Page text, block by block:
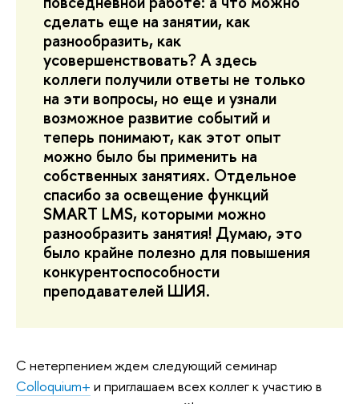
сделать еще на занятии, как
разнообразить, как
усовершенствовать? А здесь
коллеги получили ответы не только
на эти вопросы, но еще и узнали
возможное развитие событий и
теперь понимают, как этот опыт
можно было бы применить на
собственных занятиях. Отдельное
спасибо за освещение функций
SMART LMS, которыми можно
разнообразить занятия! Думаю, это
было крайне полезно для повышения
конкурентоспособности
преподавателей ШИЯ.
С нетерпением ждем следующий семинар
Colloquium+ и приглашаем всех коллег к участию в